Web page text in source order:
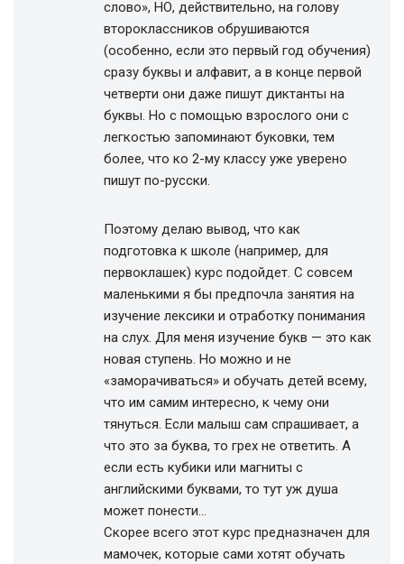
слово», НО, действительно, на голову
второклассников обрушиваются
(особенно, если это первый год обучения)
сразу буквы и алфавит, а в конце первой
четверти они даже пишут диктанты на
буквы. Но с помощью взрослого они с
легкостью запоминают буковки, тем
более, что ко 2-му классу уже уверено
пишут по-русски.
Поэтому делаю вывод, что как
подготовка к школе (например, для
первоклашек) курс подойдет. С совсем
маленькими я бы предпочла занятия на
изучение лексики и отработку понимания
на слух. Для меня изучение букв — это как
новая ступень. Но можно и не
«заморачиваться» и обучать детей всему,
что им самим интересно, к чему они
тянуться. Если малыш сам спрашивает, а
что это за буква, то грех не ответить. А
если есть кубики или магниты с
английскими буквами, то тут уж душа
может понести…
Скорее всего этот курс предназначен для
мамочек, которые сами хотят обучать